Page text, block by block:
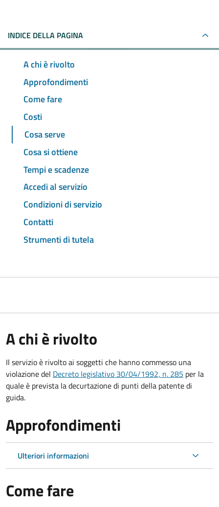
INDICE DELLA PAGINA
A chi è rivolto
Approfondimenti
Come fare
Costi
Cosa serve
Cosa si ottiene
Tempi e scadenze
Accedi al servizio
Condizioni di servizio
Contatti
Strumenti di tutela
A chi è rivolto
Il servizio è rivolto ai soggetti che hanno commesso una
violazione del Decreto legislativo 30/04/1992, n. 285 per la
quale è prevista la decurtazione di punti della patente di
guida.
Approfondimenti
Ulteriori informazioni
Come fare